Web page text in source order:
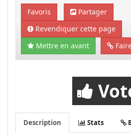
Favoris
Partager
Revendiquer cette page
Mettre en avant
Description Stats